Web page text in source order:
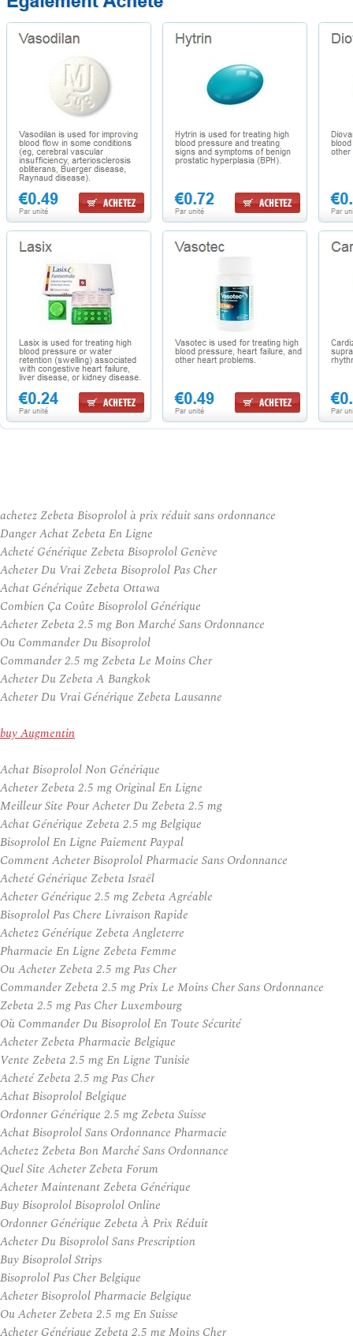
achetez Zebeta Bisoprolol à prix réduit sans ordonnance
Danger Achat Zebeta En Ligne
Acheté Générique Zebeta Bisoprolol Genève
Acheter Du Vrai Zebeta Bisoprolol Pas Cher
Achat Générique Zebeta Ottawa
Combien Ça Coûte Bisoprolol Générique
Acheter Zebeta 2.5 mg Bon Marché Sans Ordonnance
Ou Commander Du Bisoprolol
Commander 2.5 mg Zebeta Le Moins Cher
Acheter Du Zebeta A Bangkok
Acheter Du Vrai Générique Zebeta Lausanne
buy Augmentin
Achat Bisoprolol Non Générique
Acheter Zebeta 2.5 mg Original En Ligne
Meilleur Site Pour Acheter Du Zebeta 2.5 mg
Achat Générique Zebeta 2.5 mg Belgique
Bisoprolol En Ligne Paiement Paypal
Comment Acheter Bisoprolol Pharmacie Sans Ordonnance
Acheté Générique Zebeta Israël
Acheter Générique 2.5 mg Zebeta Agréable
Bisoprolol Pas Chere Livraison Rapide
Achetez Générique Zebeta Angleterre
Pharmacie En Ligne Zebeta Femme
Ou Acheter Zebeta 2.5 mg Pas Cher
Commander Zebeta 2.5 mg Prix Le Moins Cher Sans Ordonnance
Zebeta 2.5 mg Pas Cher Luxembourg
Où Commander Du Bisoprolol En Toute Sécurité
Acheter Zebeta Pharmacie Belgique
Vente Zebeta 2.5 mg En Ligne Tunisie
Acheté Zebeta 2.5 mg Pas Cher
Achat Bisoprolol Belgique
Ordonner Générique 2.5 mg Zebeta Suisse
Achat Bisoprolol Sans Ordonnance Pharmacie
Achetez Zebeta Bon Marché Sans Ordonnance
Quel Site Acheter Zebeta Forum
Acheter Maintenant Zebeta Générique
Buy Bisoprolol Bisoprolol Online
Ordonner Générique Zebeta À Prix Réduit
Acheter Du Bisoprolol Sans Prescription
Buy Bisoprolol Strips
Bisoprolol Pas Cher Belgique
Acheter Bisoprolol Pharmacie Belgique
Ou Acheter Zebeta 2.5 mg En Suisse